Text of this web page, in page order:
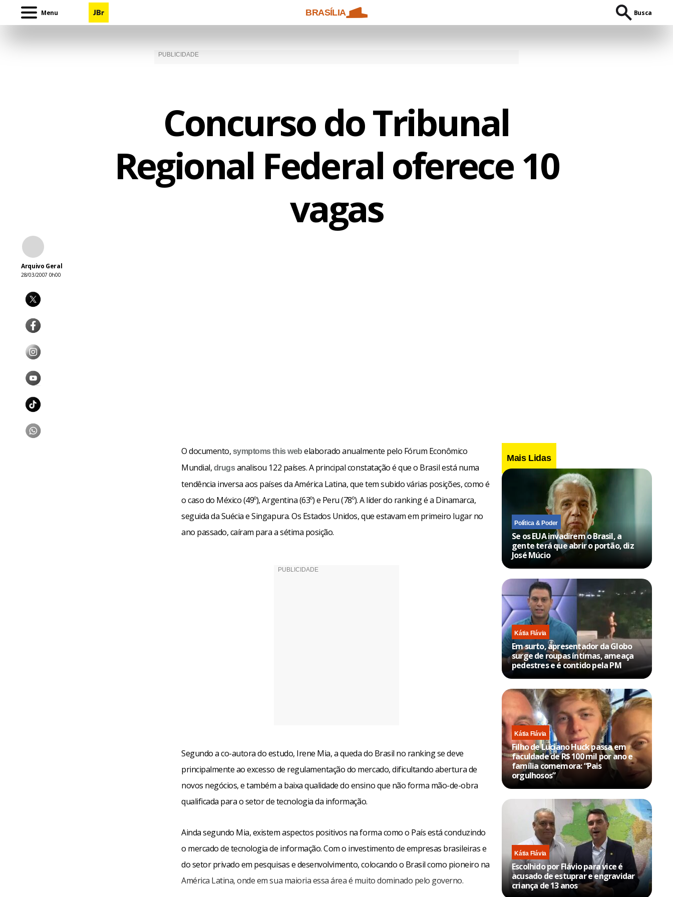
Menu BRASÍLIA Busca
Concurso do Tribunal
Regional Federal oferece 10
vagas
Arquivo Geral
28/03/2007 0h00
O documento, symptoms this web elaborado anualmente pelo Fórum Econômico
Mundial, drugsanalisou 122 países. A principal constatação é que o Brasil está numa
tendência inversa aos países da América Latina, que tem subido várias posições, como é
o caso do México (49º), Argentina (63º) e Peru (78º). A líder do ranking é a Dinamarca,
seguida da Suécia e Singapura. Os Estados Unidos, que estavam em primeiro lugar no
ano passado, caíram para a sétima posição.
Segundo a co-autora do estudo, Irene Mia, a queda do Brasil no ranking se deve
principalmente ao excesso de regulamentação do mercado, dificultando abertura de
novos negócios, e também a baixa qualidade do ensino que não forma mão-de-obra
qualificada para o setor de tecnologia da informação.
Ainda segundo Mia, existem aspectos positivos na forma como o País está conduzindo
o mercado de tecnologia de informação. Com o investimento de empresas brasileiras e
do setor privado em pesquisas e desenvolvimento, colocando o Brasil como pioneiro na
América Latina, onde em sua maioria essa área é muito dominado pelo governo.
Mais Lidas
Política & Poder
Se os EUA invadirem o Brasil, a
gente terá que abrir o portão, diz
José Múcio
Kátia Flávia
Em surto, apresentador da Globo
surge de roupas íntimas, ameaça
pedestres e é contido pela PM
Kátia Flávia
Filho de Luciano Huck passa em
faculdade de R$ 100 mil por ano e
família comemora: “Pais
orgulhosos”
Kátia Flávia
Escolhido por Flávio para vice é
acusado de estuprar e engravidar
criança de 13 anos